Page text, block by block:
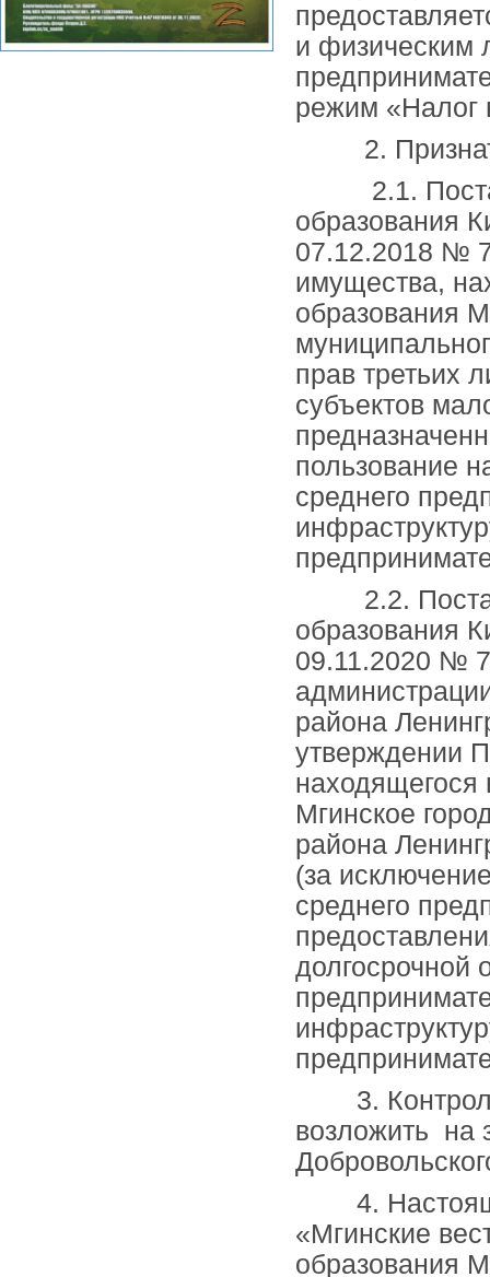
и физическим
режим «Налог
2.
2.1.
образования
07.12.2018 №
имущества,
образования
прав третьих
субъектов
пользование
среднего
2.2.
образования
09.11.2020 №
района
утверждении
находящегося
Мгинское
района
(за
среднего
долгосрочной
3. Контроль
возложить на
4.
«Мгинские
образования